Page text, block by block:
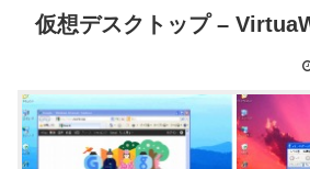
仮想デスクトップ –